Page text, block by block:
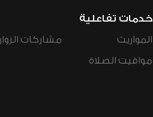
خدمات تفاعلية
المواريث
مواقيت الصلاة
مشاركات الزوار